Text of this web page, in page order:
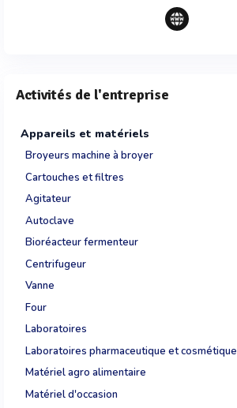
Activités de l'entreprise
Appareils et matériels
Broyeurs machine à broyer
Cartouches et filtres
Agitateur
Autoclave
Bioréacteur fermenteur
Centrifugeur
Vanne
Four
Laboratoires
Laboratoires pharmaceutique et cosmétique
Matériel agro alimentaire
Matériel d'occasion